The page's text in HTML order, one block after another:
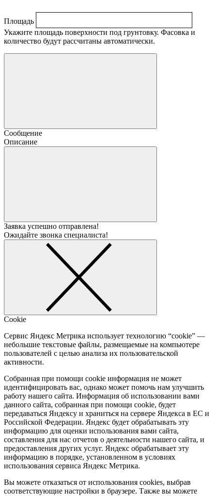
Площадь
Укажите площадь поверхности под грунтовку. Фасовка и
количество будут рассчитаны автоматически.
Сообщение
Описание
Заявка успешно отправлена!
Ожидайте звонка специалиста!
Cookie
Сервис Яндекс Метрика использует технологию “cookie” —
небольшие текстовые файлы, размещаемые на компьютере
пользователей с целью анализа их пользовательской
активности.
Собранная при помощи cookie информация не может
идентифицировать вас, однако может помочь нам улучшить
работу нашего сайта. Информация об использовании вами
данного сайта, собранная при помощи cookie, будет
передаваться Яндексу и храниться на сервере Яндекса в ЕС и
Российской Федерации. Яндекс будет обрабатывать эту
информацию для оценки использования вами сайта,
составления для нас отчетов о деятельности нашего сайта, и
предоставления других услуг. Яндекс обрабатывает эту
информацию в порядке, установленном в условиях
использования сервиса Яндекс Метрика.
Вы можете отказаться от использования cookies, выбрав
соответствующие настройки в браузере. Также вы можете